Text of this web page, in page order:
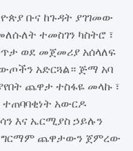
ቡና ከጉዳት ያገገመው
ተመስገን ካስትሮ ፣
ወደ መጀመሪያ አሰላለፍ
አድርጓል። ጅማ አባ
ጨዋታ ተስፋዬ መላኩ ፣
ተጠባባቂነት አውርዶ
እና ኤርሚያስ ኃይሉን
ግርማም ጨዋታውን ጀምረው